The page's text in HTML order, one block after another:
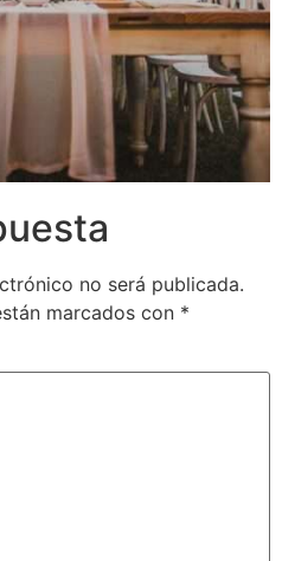
no será publicada.
marcados con *